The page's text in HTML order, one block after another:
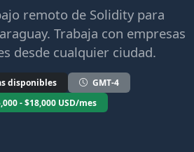
remoto de Solidity para
Trabaja con empresas
desde cualquier ciudad.
disponibles
GMT-4
- $18,000 USD/mes